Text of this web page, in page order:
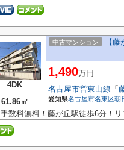
4DK
61.86㎡
中古マンション 【
1,490万円
名古屋市営東山線 「
愛知県名古屋市名東区朝
数料無料！藤が丘駅徒歩6分！リ